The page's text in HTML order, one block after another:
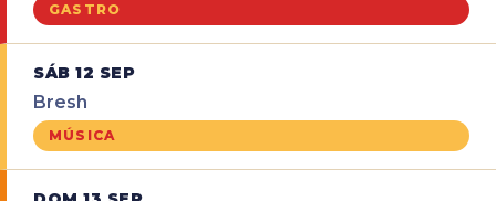
GASTRO
SÁB 12 SEP
Bresh
MÚSICA